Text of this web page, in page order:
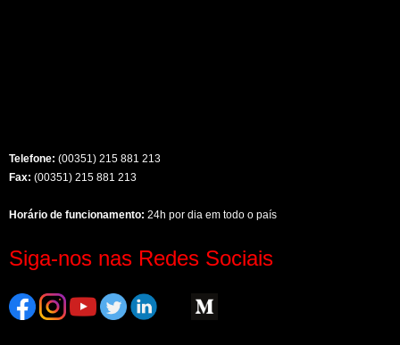
Telefone: (00351) 215 881 213
Fax: (00351) 215 881 213
Horário de funcionamento: 24h por dia em todo o país
Siga-nos nas Redes Sociais